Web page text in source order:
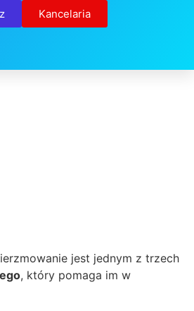
Kancelaria
jest jednym z trzech
, który pomaga im w